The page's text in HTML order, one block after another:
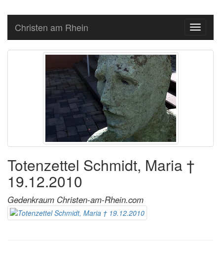
Toggle
Christen am Rhein
Totenzettel Schmidt, Maria †
19.12.2010
Gedenkraum Christen-am-Rhein.com